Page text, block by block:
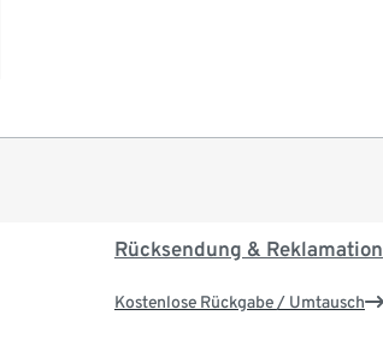
Rücksendung & Reklamation
Kostenlose Rückgabe / Umtausch